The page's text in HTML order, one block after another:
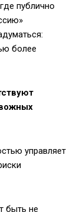
публично
более
управляет
быть не